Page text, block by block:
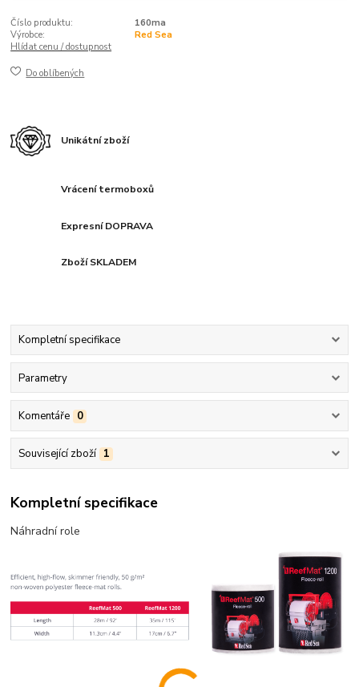
Číslo produktu:
160ma
Výrobce:
Red Sea
Hlídat cenu / dostupnost
Do oblíbených
Unikátní zboží
Vrácení termoboxů
Expresní DOPRAVA
Zboží SKLADEM
Kompletní specifikace
Parametry
Komentáře 0
Související zboží 1
Kompletní specifikace
Náhradní role